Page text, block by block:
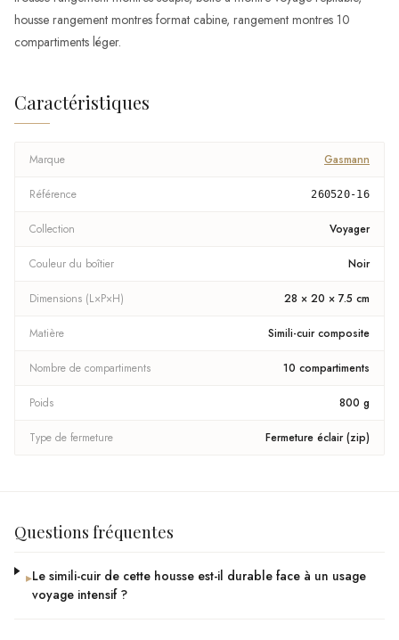
housse rangement montres format cabine, rangement montres 10
compartiments léger.
Caractéristiques
Marque Gasmann
Référence 260520-16
Collection Voyager
Couleur du boîtier Noir
Dimensions (L×P×H) 28 × 20 × 7.5 cm
Matière Simili-cuir composite
Nombre de compartiments 10 compartiments
Poids 800 g
Type de fermeture Fermeture éclair (zip)
Questions fréquentes
▸Le simili-cuir de cette housse est-il durable face à un usage
voyage intensif ?